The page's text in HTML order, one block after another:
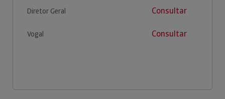
Diretor Geral Consultar
Vogal Consultar